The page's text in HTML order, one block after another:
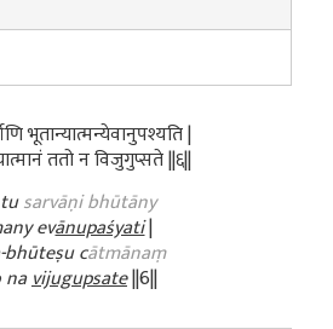
भूतान्यात्मन्येवानुपश्यति |
ततो न विजुगुप्सते ||६||
sarvāṇi bhūtāny
evānupaśyati|
bhūteṣu cātmānaṃ
navijugupsate||6||